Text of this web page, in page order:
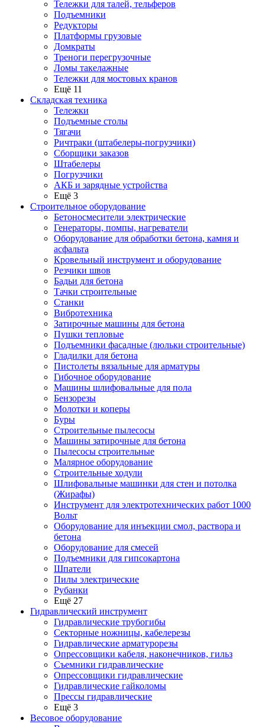
Тележки для талей, тельферов
Подъемники
Редукторы
Платформы грузовые
Домкраты
Треноги перегрузочные
Ломы такелажные
Тележки для мостовых кранов
Ещё 11
Складская техника
Тележки
Подъемные столы
Тягачи
Ричтраки (штабелеры-погрузчики)
Сборщики заказов
Штабелеры
Погрузчики
АКБ и зарядные устройства
Ещё 3
Строительное оборудование
Бетоносмесители электрические
Генераторы, помпы, нагреватели
Оборудование для обработки бетона, камня и
асфальта
Кровельный инструмент и оборудование
Резчики швов
Бадьи для бетона
Тачки строительные
Станки
Вибротехника
Затирочные машины для бетона
Пушки тепловые
Подъемники фасадные (люльки строительные)
Гладилки для бетона
Пистолеты вязальные для арматуры
Гибочное оборудование
Машины шлифовальные для пола
Бензорезы
Молотки и коперы
Буры
Строительные пылесосы
Машины затирочные для бетона
Пылесосы строительные
Малярное оборудование
Строительные ходули
Шлифовальные машинки для стен и потолка
(Жирафы)
Инструмент для электротехнических работ 1000
Вольт
Оборудование для инъекции смол, раствора и
бетона
Оборудование для смесей
Подъемники для гипсокартона
Шпатели
Пилы электрические
Рубанки
Ещё 27
Гидравлический инструмент
Гидравлические трубогибы
Секторные ножницы, кабелерезы
Гидравлические арматурорезы
Опрессовщики кабеля, наконечников, гильз
Съемники гидравлические
Опрессовщики гидравлические
Гидравлические гайколомы
Прессы гидравлические
Ещё 3
Весовое оборудование